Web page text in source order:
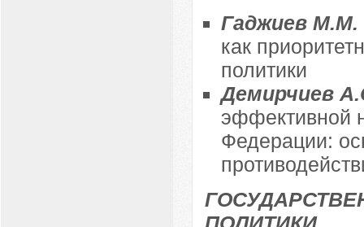
Гаджиев М.М.
как
политики
Демирчиев
эффективной
Федерации: